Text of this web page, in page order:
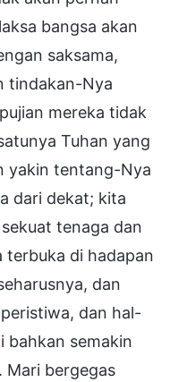
bangsa akan
saksama,
tindakan-Nya
mereka tidak
Tuhan yang
yakin tentang-Nya
dari dekat; kita
tenaga dan
terbuka di hadapan
dan
dan hal-
bahkan semakin
Mari bergegas